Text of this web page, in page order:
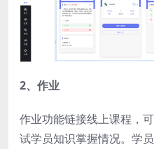
2、作业
作业功能链接线上课程，
试学员知识掌握情况。学